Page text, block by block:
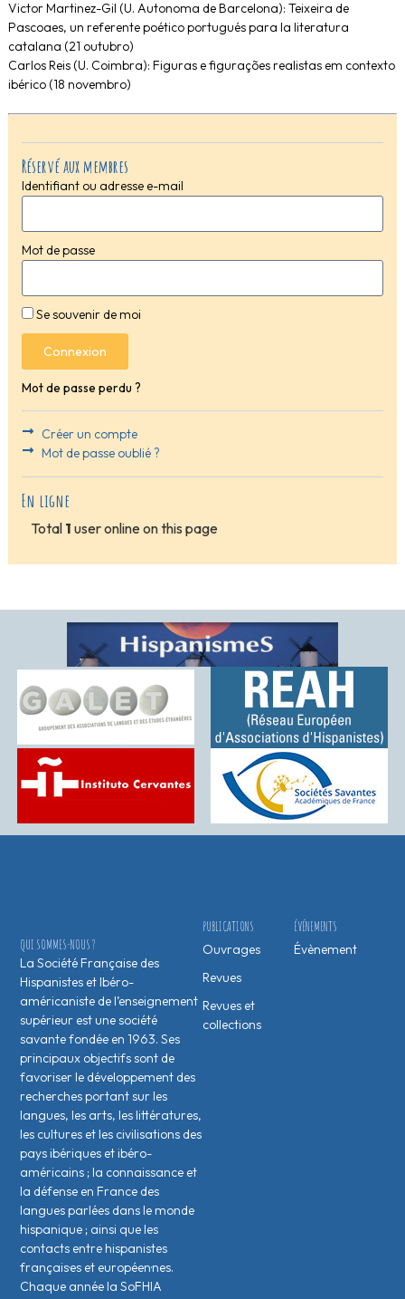
Réservé aux membres
Identifiant ou adresse e-mail
Mot de passe
Se souvenir de moi
Connexion
Mot de passe perdu ?
Créer un compte
Mot de passe oublié ?
En ligne
Total 1 user online on this page
Victor Martinez-Gil (U. Autonoma de Barcelona): Teixeira de
Pascoaes, un referente poético portugués para la literatura
catalana (21 outubro)
Carlos Reis (U. Coimbra): Figuras e figurações realistas em contexto
ibérico (18 novembro)
ÉVÉNEMENTS
Évènement
PUBLICATIONS
Ouvrages
Revues
Revues et
collections
QUI SOMMES-NOUS ?
La Société Française des
Hispanistes et Ibéro-
américaniste de l’enseignement
supérieur est une société
savante fondée en 1963. Ses
principaux objectifs sont de
favoriser le développement des
recherches portant sur les
langues, les arts, les littératures,
les cultures et les civilisations des
pays ibériques et ibéro-
américains ; la connaissance et
la défense en France des
langues parlées dans le monde
hispanique ; ainsi que les
contacts entre hispanistes
français·es et européen·nes.
Chaque année la SoFHIA